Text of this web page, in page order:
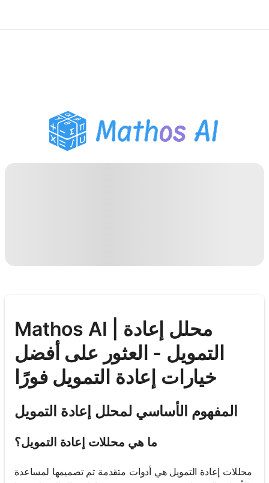
مساعد واجبات PDF
أدوات الدراسة
Mathos AI | محلل إعادة
التمويل - العثور على أفضل
خيارات إعادة التمويل فورًا
المفهوم الأساسي لمحلل إعادة التمويل
ما هي محللات إعادة التمويل؟
محللات إعادة التمويل هي أدوات متقدمة تم تصميمها لمساعدة